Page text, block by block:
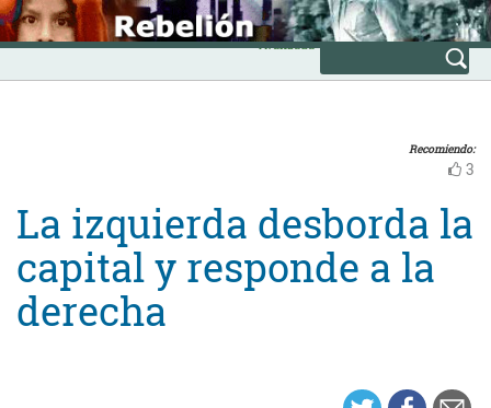
Skip
to
content
INICIO
Avanzada
Recomiendo:
3
La izquierda desborda la
capital y responde a la
derecha